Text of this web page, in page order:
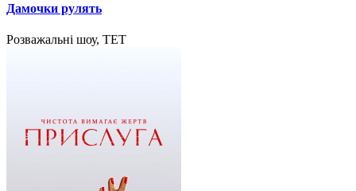
Дамочки рулять
Розважальні шоу, ТЕТ